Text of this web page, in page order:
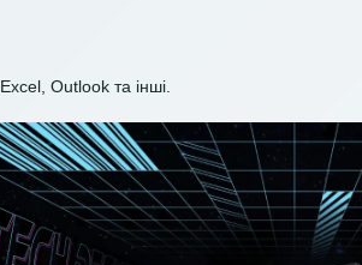
Outlook та інші.